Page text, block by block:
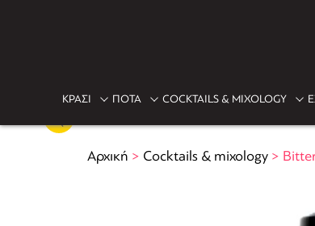
ΚΡΑΣΙ ΠΟΤΑ COCKTAILS & MIXOLOGY
Αρχική > Cocktails & mixology>